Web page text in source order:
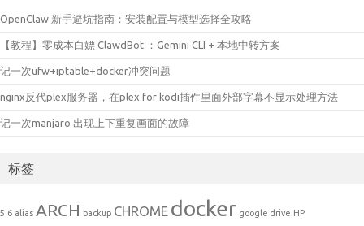
OpenClaw 新手避坑指南：安装配置与模型选择全攻略
【教程】零成本白嫖 ClawdBot ：Gemini CLI + 本地中转方案
记一次ufw+iptable+docker冲突问题
nginx反代plex服务器，在plex for kodi插件里面外部字幕不显示处理方法
记一次manjaro 出现上下重复画面的故障
标签
5.6 alias ARCH backup CHROME docker google drive HP